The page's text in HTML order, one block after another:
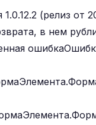
(релиз от
в нем